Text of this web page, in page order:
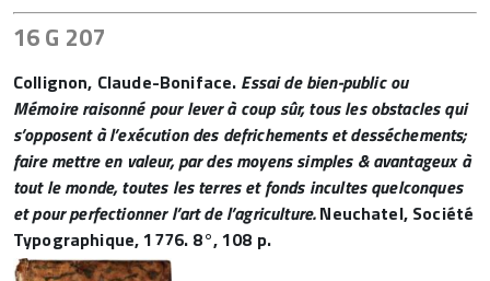
16 G 207
Collignon, Claude-Boniface. Essai de bien-public ou
Mémoire raisonné pour lever à coup sûr, tous les obstacles qui
s’opposent à l’exécution des defrichements et desséchements;
faire mettre en valeur, par des moyens simples &​ avantageux à
tout le monde, toutes les terres et fonds incultes quelconques
et pour perfectionner l’art de l’agriculture.Neuchatel, Société
Typographique, 1776. 8°, 108 p.